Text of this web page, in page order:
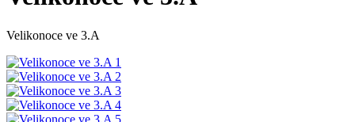
Velikonoce ve 3.A